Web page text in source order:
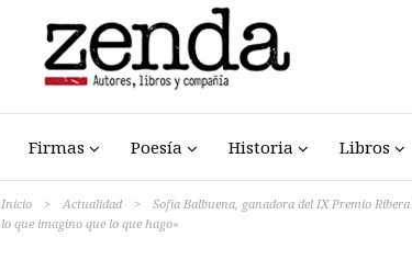
Firmas Poesía Historia Libros
Inicio > Actualidad >
Sofía Balbuena, ganadora del IX Premio
lo que imagino que lo que hago»